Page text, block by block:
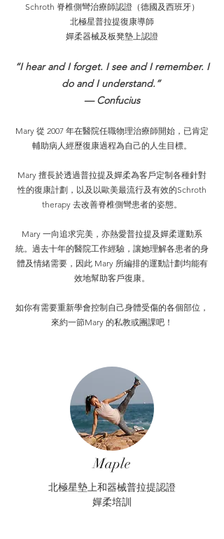
Schroth 脊椎側彎治療師認證（德國及西班牙）
北極星普拉提復康導師
嬋柔器械及板凳墊上認證
“I hear and I forget. I see and I remember. I
do and I understand.”
— Confucius
Mary 從 2007 年在醫院任職物理治療師開始，已肯定
輔助病人經歷復康過程為自己的人生目標。
Mary 擅長於透過普拉提及嬋柔為客戶定制各種針對
性的復康計劃，以及以歐美最流行及有效的Schroth
therapy 去改善脊椎側彎患者的姿態。
Mary 一向追求完美，亦熱愛普拉提及嬋柔運動系
統。過去十年的醫院工作經驗，讓她理解各患者的身
體及情緒需要，因此 Mary 所編排的運動計劃均能有
效地幫助客戶復康。
如你有需要重新學會控制自己身體受傷的各個部位，
來約一節Mary 的私教或團課吧！
Maple
北極星墊上和器械普拉提認證
​嬋柔培訓